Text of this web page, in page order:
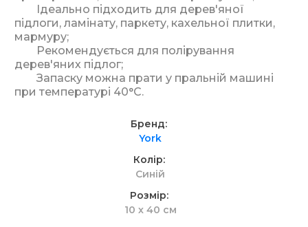
Ідеально підходить для дерев'яної
підлоги, ламінату, паркету, кахельної плитки,
мармуру;
Рекомендується для полірування
дерев'яних підлог;
Запаску можна прати у пральній машині
при температурі 40°С.
Бренд
York
Колір
Синій
Розмір
10 х 40 см